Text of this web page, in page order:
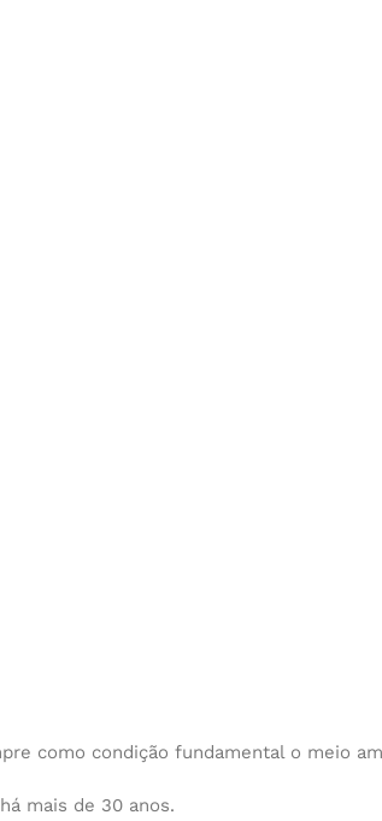
como condição fundamental o meio
mais de 30 anos.